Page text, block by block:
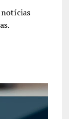
notícias